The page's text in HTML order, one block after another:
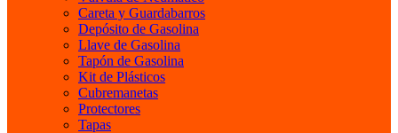
Careta y Guardabarros
Depósito de Gasolina
Llave de Gasolina
Tapón de Gasolina
Kit de Plásticos
Cubremanetas
Protectores
Tapas